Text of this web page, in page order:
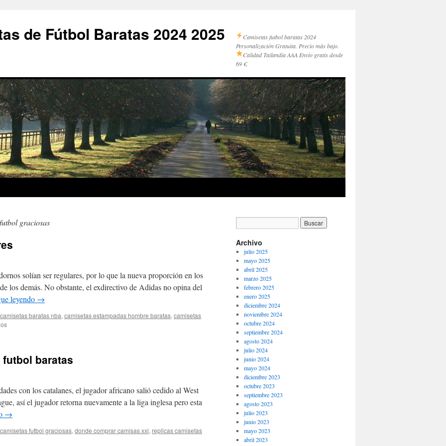
de Fútbol Baratas 2024 2025
Camisetas futbol baratas 2024
Personalización Gratuita. Precio más bajo.
Calidad Tailandia AAA Envío gratis desde
69 €.
graciosas
solían ser regulares, por lo que la nueva proporción en los
los demás. No obstante, el exdirectivo de Adidas no opina del
leyendo →
camisetas baratas nba, camisetas estampadas hombre baratas, camisetas
en
baratas
con los catalanes, el jugador africano salió cedido al West
así el jugador retorna nuevamente a la liga inglesa pero esta
→
camisetas futbol graciosas, donde comprar camisas xxl, replicas camisetas
Archivo
julio 2025
mayo 2025
abril 2025
marzo 2025
febrero 2025
enero 2025
diciembre 2024
noviembre 2024
octubre 2024
septiembre 2024
agosto 2024
julio 2024
junio 2024
mayo 2024
diciembre 2023
octubre 2023
septiembre 2023
agosto 2023
julio 2023
junio 2023
mayo 2023
abril 2023